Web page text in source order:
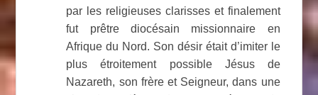
par les religieuses clarisses et finalement
fut prêtre diocésain missionnaire en
Afrique du Nord. Son désir était d’imiter le
plus étroitement possible Jésus de
Nazareth, son frère et Seigneur, dans une